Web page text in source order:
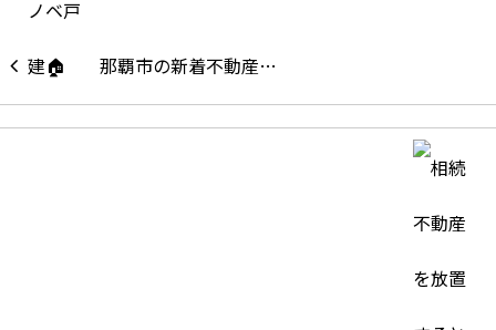
那覇市の新着不動産…